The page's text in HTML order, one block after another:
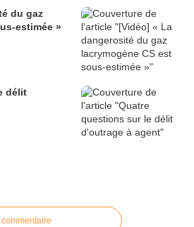
du gaz
estimée »
délit